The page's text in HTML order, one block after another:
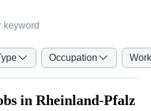
Occupation
in Rheinland-Pfalz